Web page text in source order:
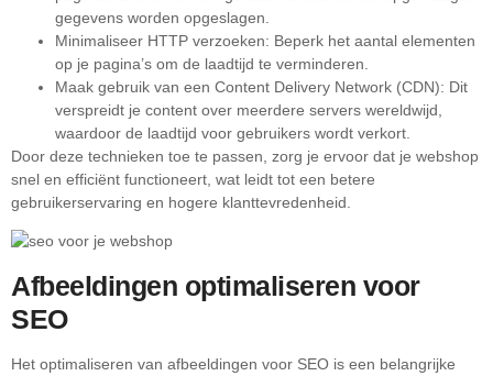
gegevens worden opgeslagen.
Minimaliseer HTTP verzoeken: Beperk het aantal elementen
op je pagina’s om de laadtijd te verminderen.
Maak gebruik van een Content Delivery Network (CDN): Dit
verspreidt je content over meerdere servers wereldwijd,
waardoor de laadtijd voor gebruikers wordt verkort.
Door deze technieken toe te passen, zorg je ervoor dat je webshop
snel en efficiënt functioneert, wat leidt tot een betere
gebruikerservaring en hogere klanttevredenheid.
Afbeeldingen optimaliseren voor
SEO
Het optimaliseren van afbeeldingen voor SEO is een belangrijke